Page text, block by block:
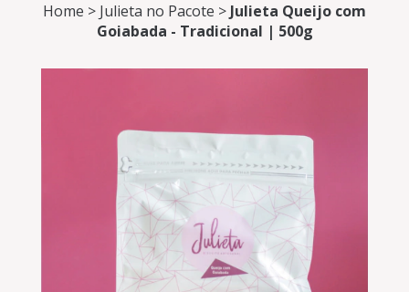
Home > Julieta no Pacote > Julieta Queijo com
Goiabada - Tradicional | 500g